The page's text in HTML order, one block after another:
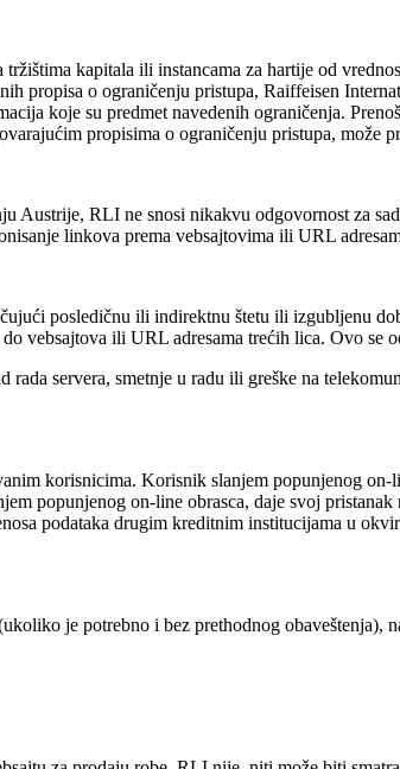
kapitala ili instancama za hartije od
propisa o ograničenju pristupa, Raiffeisen
koje su predmet navedenih ograničenja.
propisima o ograničenju pristupa, može
Austrije, RLI ne snosi nikakvu odgovornost za
linkova prema vebsajtovima ili URL
posledičnu ili indirektnu štetu ili izgubljenu
vebsajtova ili URL adresama trećih lica. Ovo se
servera, smetnje u radu ili greške na
korisnicima. Korisnik slanjem popunjenog
popunjenog on-line obrasca, daje svoj
podataka drugim kreditnim institucijama u
je potrebno i bez prethodnog obaveštenja),